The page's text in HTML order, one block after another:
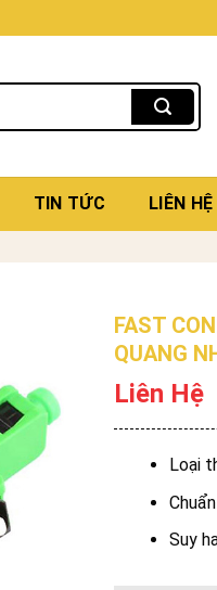
TIN TỨC LIÊN HỆ
FAST
QUANG
Liên Hệ
Loại
Suy